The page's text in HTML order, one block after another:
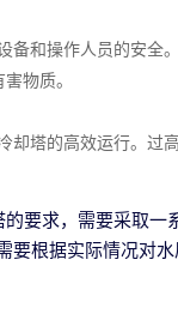
和操作人员的安全
物质。
塔的高效运行。过
要求，需要采取
要根据实际情况对